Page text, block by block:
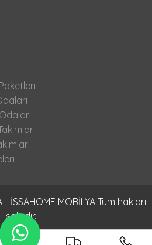
İSSAHOME MOBİLYA Tüm hakları
saklıdır.